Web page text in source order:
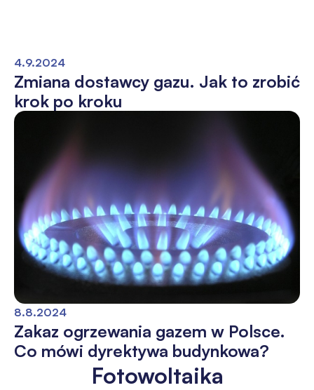
4.9.2024
Zmiana dostawcy gazu. Jak to zrobić
krok po kroku
8.8.2024
Zakaz ogrzewania gazem w Polsce.
Co mówi dyrektywa budynkowa?
Fotowoltaika